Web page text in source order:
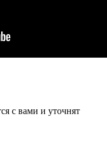
с вами и уточнят